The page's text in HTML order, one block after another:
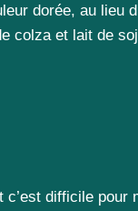
dorée, au lieu
colza et lait de
difficile pour